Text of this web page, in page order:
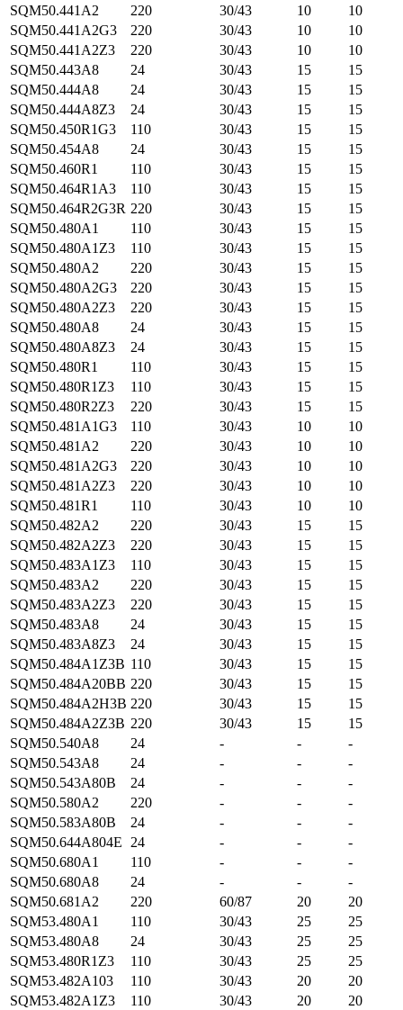
SQM50.441A2 220 30/43 10
10
SQM50.441A2G3
220 30/43 10
10
SQM50.441A2Z3
220 30/43 10
10
SQM50.443A8
24 30/43 15
15
SQM50.444A8
24 30/43 15
15
SQM50.444A8Z3
24 30/43 15
15
SQM50.450R1G3
110 30/43 15
15
SQM50.454A8
24 30/43 15
15
SQM50.460R1
110 30/43 15
15
SQM50.464R1A3
110 30/43 15
15
SQM50.464R2G3R 220 30/43 15
15
SQM50.480A1
110 30/43 15
15
SQM50.480A1Z3
110 30/43 15
15
SQM50.480A2
220 30/43 15
15
SQM50.480A2G3
220 30/43 15
15
SQM50.480A2Z3
220 30/43 15
15
SQM50.480A8
24 30/43 15
15
SQM50.480A8Z3
24 30/43 15
15
SQM50.480R1
110 30/43 15
15
SQM50.480R1Z3
110 30/43 15
15
SQM50.480R2Z3
220 30/43 15
15
SQM50.481A1G3
110 30/43 10
10
SQM50.481A2
220 30/43 10
10
SQM50.481A2G3
220 30/43 10
10
SQM50.481A2Z3
220 30/43 10
10
SQM50.481R1
110 30/43 10
10
SQM50.482A2
220 30/43 15
15
SQM50.482A2Z3
220 30/43 15
15
SQM50.483A1Z3
110 30/43 15
15
SQM50.483A2
220 30/43 15
15
SQM50.483A2Z3
220 30/43 15
15
SQM50.483A8
24 30/43 15
15
SQM50.483A8Z3
24 30/43 15
15
SQM50.484A1Z3B 110 30/43 15
15
SQM50.484A20BB 220 30/43 15
15
SQM50.484A2H3B 220 30/43 15
15
SQM50.484A2Z3B 220 30/43 15
15
SQM50.540A8
24 - -
-
SQM50.543A8
24 - -
-
SQM50.543A80B
24 - -
-
SQM50.580A2
220 - -
-
SQM50.583A80B
24 - -
-
SQM50.644A804E
24 - -
-
SQM50.680A1
110 - -
-
SQM50.680A8
24 - -
-
SQM50.681A2
220 60/87 20
20
SQM53.480A1
110 30/43 25
25
SQM53.480A8
24 30/43 25
25
SQM53.480R1Z3
110 30/43 25
25
SQM53.482A103
110 30/43 20
20
SQM53.482A1Z3
110 30/43 20
20